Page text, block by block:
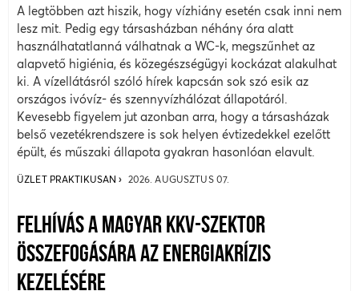
A legtöbben azt hiszik, hogy vízhiány esetén csak inni nem
lesz mit. Pedig egy társasházban néhány óra alatt
használhatatlanná válhatnak a WC-k, megszűnhet az
alapvető higiénia, és közegészségügyi kockázat alakulhat
ki. A vízellátásról szóló hírek kapcsán sok szó esik az
országos ivóvíz- és szennyvízhálózat állapotáról.
Kevesebb figyelem jut azonban arra, hogy a társasházak
belső vezetékrendszere is sok helyen évtizedekkel ezelőtt
épült, és műszaki állapota gyakran hasonlóan elavult.
ÜZLET PRAKTIKUSAN 2026. AUGUSZTUS 07.
FELHÍVÁS A MAGYAR KKV-SZEKTOR
ÖSSZEFOGÁSÁRA AZ ENERGIAKRÍZIS
KEZELÉSÉRE